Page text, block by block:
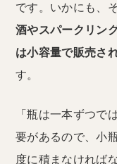
です。いかにも、
酒やスパークリン
は小容量で販売さ
す。
「瓶は一本ずつで
要があるので、小
度に積まなければ